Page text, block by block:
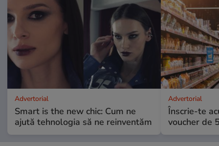
Advertorial
Smart is the new chic: Cum ne
ajută tehnologia să ne reinventăm
Advertorial
Înscrie-te
voucher de